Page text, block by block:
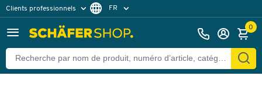
Clients professionnels
Clients particuliers
FR
0
Retour